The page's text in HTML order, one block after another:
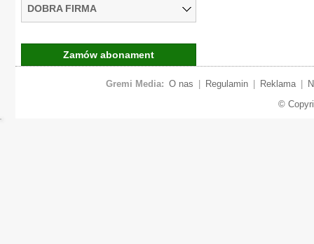
DOBRA FIRMA
Zamów abonament
Gremi Media: O nas Regulamin Reklama
©